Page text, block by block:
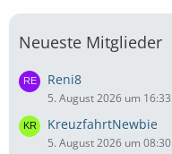
Neueste Mitglieder
Reni8
5. August 2026 um 16:33
KreuzfahrtNewbie
5. August 2026 um 08:30